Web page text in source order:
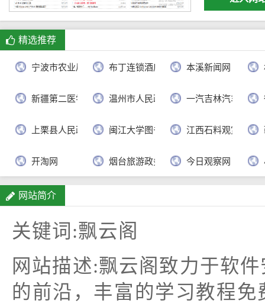
精选推荐
宁波市农业局 布丁连锁酒店官网 本溪新闻网
新疆第二医学院 温州市人民政府 一汽吉林汽车有限
上栗县人民政府 闽江大学图书馆 江西石料观赏网
开淘网 烟台旅游政务网 今日观察网
网站简介
关键词:飘云阁
网站描述:飘云阁致力于软
的前沿，丰富的学习教程